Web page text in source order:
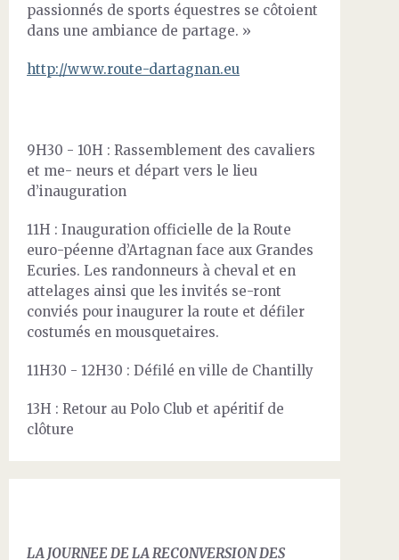
passionnés de sports équestres se côtoient
dans une ambiance de partage. »
http://www.route-dartagnan.eu
9H30 - 10H : Rassemblement des cavaliers
et me- neurs et départ vers le lieu
d’inauguration
11H : Inauguration officielle de la Route
euro-péenne d’Artagnan face aux Grandes
Ecuries. Les randonneurs à cheval et en
attelages ainsi que les invités se-ront
conviés pour inaugurer la route et défiler
costumés en mousquetaires.
11H30 - 12H30 : Défilé en ville de Chantilly
13H : Retour au Polo Club et apéritif de
clôture
LA JOURNEE DE LA RECONVERSION DES